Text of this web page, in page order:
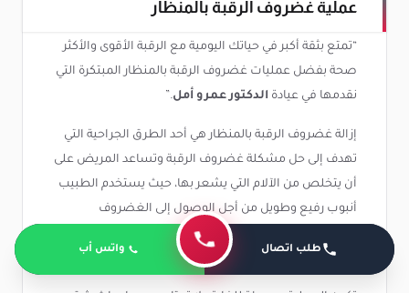
عملية غضروف الرقبة بالمنظار
“تمتع بثقة أكبر في حياتك اليومية مع الرقبة الأقوى والأكثر
صحة بفضل عمليات غضروف الرقبة بالمنظار المبتكرة التي
نقدمها في عيادة الدكتور عمرو أمل.”
إزالة غضروف الرقبة بالمنظار هي أحد الطرق الجراحية التي
تهدف إلى حل مشكلة غضروف الرقبة وتساعد المريض على
أن يتخلص من الآلام التي يشعر بها، حيث يستخدم الطبيب
أنبوب رفيع وطويل من أجل الوصول إلى الغضروف
المصاب في الرقبة ويقوم بإزالته بشكل نهائي عن طريق
استخدام الأدوات الجراحية.
طلب اتصال واتس أب